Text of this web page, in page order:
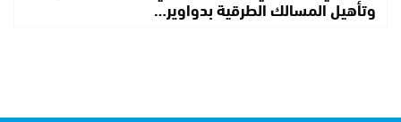
وتأهيل المسالك الطرقية بدواوير…